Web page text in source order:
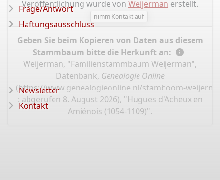
Veröffentlichung wurde von Weijerman erstellt.
nimm Kontakt auf
Geben Sie beim Kopieren von Daten aus diesem
Stammbaum bitte die Herkunft an:
Weijerman, "Familienstammbaum Weijerman",
Datenbank, Genealogie Online
(https://www.genealogieonline.nl/stamboom-
: abgerufen 8. August 2026), "Hugues d'Acheux en
Amiénois (1054-1109)".
Frage/Antwort
Haftungsausschluss
Newsletter
Kontakt